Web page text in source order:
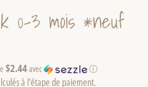
0-3 mois *neuf
$2.44avec ⓘ
à l'étape de paiement.